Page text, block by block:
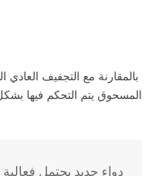
المسحوق يتم التحكم فيها
دواء جديد يحتمل فعالية